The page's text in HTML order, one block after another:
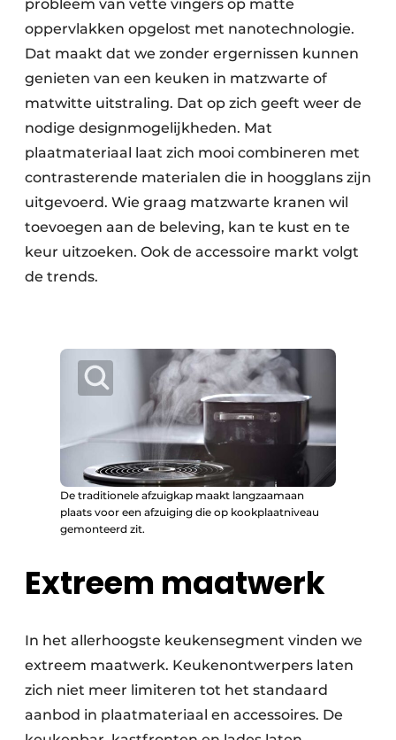
probleem van vette vingers op matte
oppervlakken opgelost met nanotechnologie.
Dat maakt dat we zonder ergernissen kunnen
genieten van een keuken in matzwarte of
matwitte uitstraling. Dat op zich geeft weer de
nodige designmogelijkheden. Mat
plaatmateriaal laat zich mooi combineren met
contrasterende materialen die in hoogglans zijn
uitgevoerd. Wie graag matzwarte kranen wil
toevoegen aan de beleving, kan te kust en te
keur uitzoeken. Ook de accessoire markt volgt
de trends.
De traditionele afzuigkap maakt langzaamaan
plaats voor een afzuiging die op kookplaatniveau
gemonteerd zit.
Extreem maatwerk
In het allerhoogste keukensegment vinden we
extreem maatwerk. Keukenontwerpers laten
zich niet meer limiteren tot het standaard
aanbod in plaatmateriaal en accessoires. De